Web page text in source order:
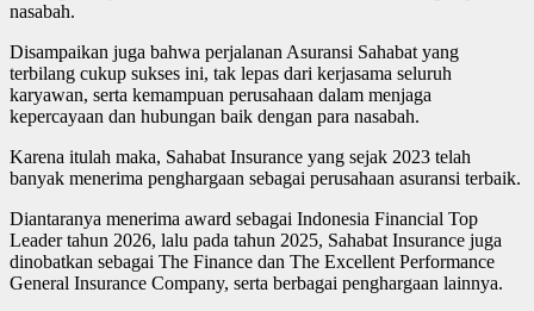
nasabah.
Disampaikan juga bahwa perjalanan Asuransi Sahabat yang
terbilang cukup sukses ini, tak lepas dari kerjasama seluruh
karyawan, serta kemampuan perusahaan dalam menjaga
kepercayaan dan hubungan baik dengan para nasabah.
Karena itulah maka, Sahabat Insurance yang sejak 2023 telah
banyak menerima penghargaan sebagai perusahaan asuransi terbaik.
Diantaranya menerima award sebagai Indonesia Financial Top
Leader tahun 2026, lalu pada tahun 2025, Sahabat Insurance juga
dinobatkan sebagai The Finance dan The Excellent Performance
General Insurance Company, serta berbagai penghargaan lainnya.